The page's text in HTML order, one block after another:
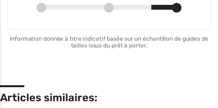
Information donnée à titre indicatif basée sur un échantillon de guides de
tailles issus du prêt à porter.
Articles similaires: